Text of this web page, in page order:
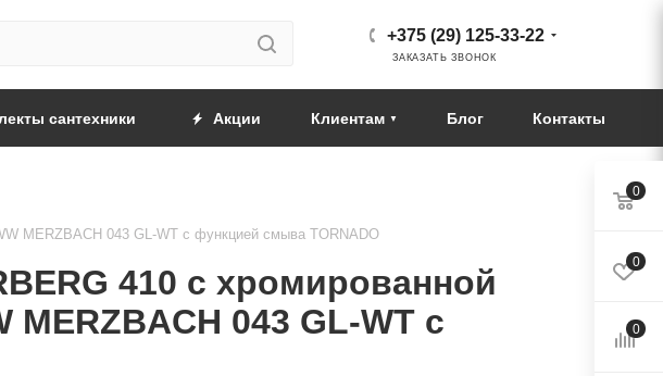
+375 (29) 125-33-22
ЗАКАЗАТЬ ЗВОНОК
сантехники Акции Клиентам Блог Контакты
MERZBACH 043 GL-WT с функцией смыва TORNADO
410 с хромированной
043 GL-WT с
0
0
0